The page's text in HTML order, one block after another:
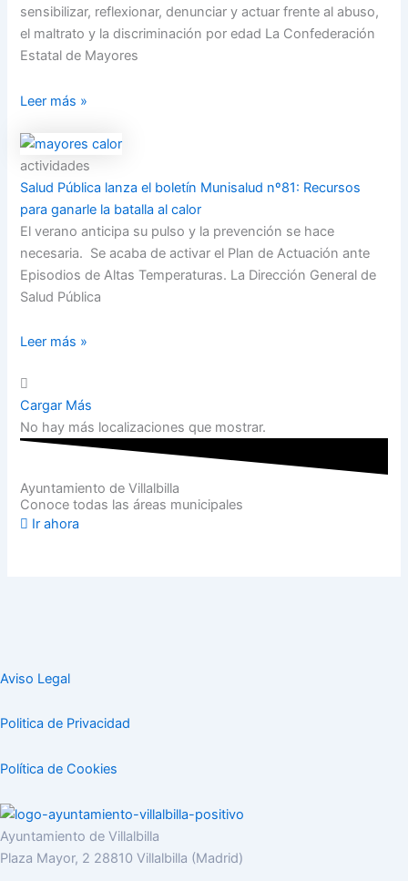
sensibilizar, reflexionar, denunciar y actuar frente al abuso,
el maltrato y la discriminación por edad La Confederación
Estatal de Mayores
Leer más »
actividades
Salud Pública lanza el boletín Munisalud nº81: Recursos
para ganarle la batalla al calor
El verano anticipa su pulso y la prevención se hace
necesaria. Se acaba de activar el Plan de Actuación ante
Episodios de Altas Temperaturas. La Dirección General de
Salud Pública
Leer más »
Cargar Más
No hay más localizaciones que mostrar.
Ayuntamiento de Villalbilla
Conoce todas las áreas municipales
Ir ahora
Aviso Legal
Politica de Privacidad
Política de Cookies
Ayuntamiento de Villalbilla
Plaza Mayor, 2 28810 Villalbilla (Madrid)